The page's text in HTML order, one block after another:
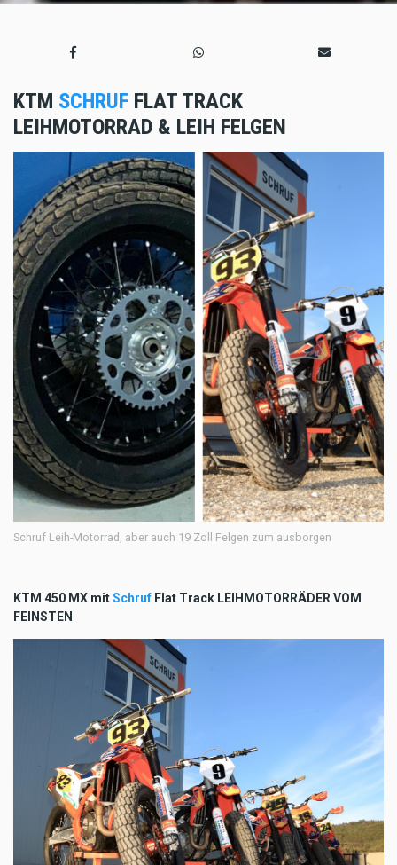
KTM SCHRUF FLAT TRACK
LEIHMOTORRAD & LEIH FELGEN
Schruf Leih-Motorrad, aber auch 19 Zoll Felgen zum ausborgen
KTM 450 MX mitSchruf Flat Track LEIHMOTORRÄDER VOM
FEINSTEN